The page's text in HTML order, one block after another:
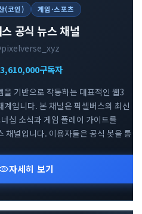
(코인) 게임·스포츠
공식 뉴스 채널
3,610,000구독자
기반으로 작동하는 대표적인 웹3
입니다. 본 채널은 픽셀버스의 최신
십 소식과 게임 플레이 가이드를
널입니다. 이용자들은 공식 봇을 통한
시간으로 확인할 수 있습니다.
트렌드와 텔레그램 생태계의 결합을
필수적인 정보를 제공합니다.
자세히 보기